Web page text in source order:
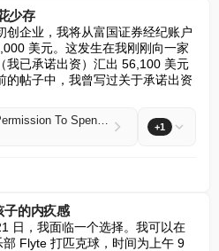
少存
创企业，我将从富国证券经纪账户
美元。这发生在我刚刚向一家
我已承诺出资）汇出 56,100 美元
的帖子中，我曾写过关于承诺出资
Summer YOLO Fund: Permission To Spend More and Save Less +1
子的内疚感
日，我面临一个选择。我可以在
Flyte 打匹克球，时间为上午 9